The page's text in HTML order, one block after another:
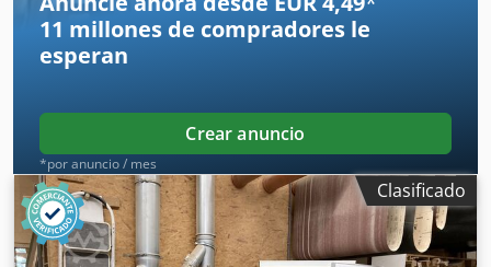
11 millones de compradores le
esperan
Crear anuncio
*por anuncio / mes
Clasificado